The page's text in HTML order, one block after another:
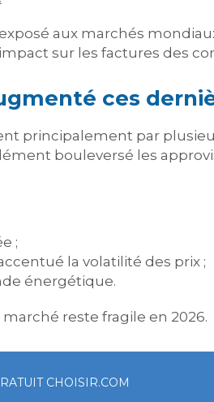
aux marchés
sur les factures des
ces
principalement par
bouleversé les
;
la volatilité des prix ;
énergétique.
reste fragile en 2026.
CHOISIR.COM